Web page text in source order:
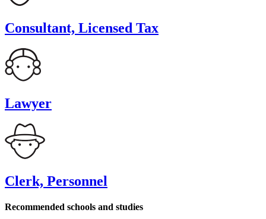
Consultant, Licensed Tax
Lawyer
Clerk, Personnel
Recommended schools and studies